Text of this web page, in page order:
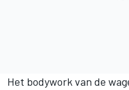
Het bodywork van de